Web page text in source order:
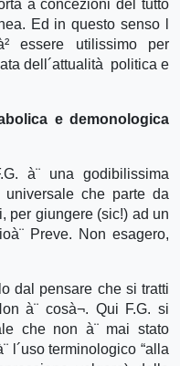
a concezioni del tutto
Ed in questo senso l
essere utilissimo per
dell´attualità politica e
e demonologica
à¨ una godibilissima
che parte da
per giungere (sic!) ad un
Preve. Non esagero,
dal pensare che si tratti
à¨ cosà¬. Qui F.G. si
che non à¨ mai stato
l´uso terminologico “alla